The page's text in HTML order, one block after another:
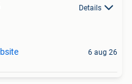
Details
6 aug 26